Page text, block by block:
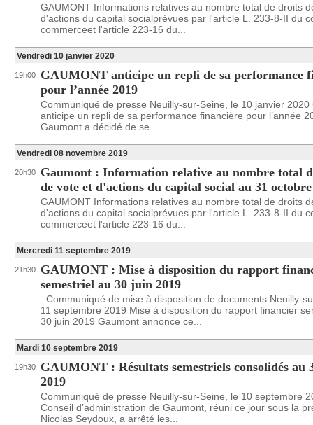
GAUMONT Informations relatives au nombre total de droits
d'actions du capital socialprévues par l'article L. 233-8-II du
commerceet l'article 223-16 du...
Vendredi 10 janvier 2020
19h00
GAUMONT anticipe un repli de sa performance
pour l’année 2019
Communiqué de presse Neuilly-sur-Seine, le 10 janvier 2020
anticipe un repli de sa performance financière pour l’année
Gaumont a décidé de se...
Vendredi 08 novembre 2019
20h30
Gaumont : Information relative au nombre total
de vote et d'actions du capital social au 31 octobre
GAUMONT Informations relatives au nombre total de droits
d'actions du capital socialprévues par l'article L. 233-8-II du
commerceet l'article 223-16 du...
Mercredi 11 septembre 2019
21h30
GAUMONT : Mise à disposition du rapport
semestriel au 30 juin 2019
Communiqué de mise à disposition de documents Neuilly-
11 septembre 2019 Mise à disposition du rapport financier
30 juin 2019 Gaumont annonce ce...
Mardi 10 septembre 2019
19h30
GAUMONT : Résultats semestriels consolidés au
2019
Communiqué de presse Neuilly-sur-Seine, le 10 septembre
Conseil d’administration de Gaumont, réuni ce jour sous la
Nicolas Seydoux, a arrêté les...